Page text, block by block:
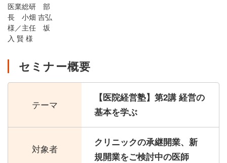
医業総研 部
長 小畑 吉弘
様／主任 坂
入 賢 様
セミナー概要
テーマ
【医院経営塾】第2講 経営の
基本を学ぶ
対象者
クリニックの承継開業、新
規開業をご検討中の医師